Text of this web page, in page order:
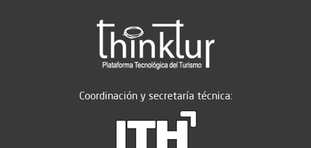
Coordinación y secretaría técnica: